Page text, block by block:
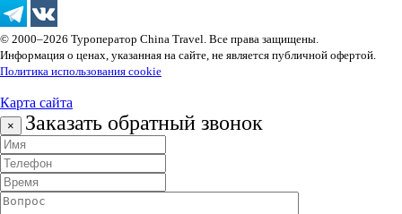
© 2000–2026 Туроператор China Travel. Все права защищены.
Информация о ценах, указанная на сайте, не является публичной офертой.
Политика использования cookie
Карта сайта
× Заказать обратный звонок